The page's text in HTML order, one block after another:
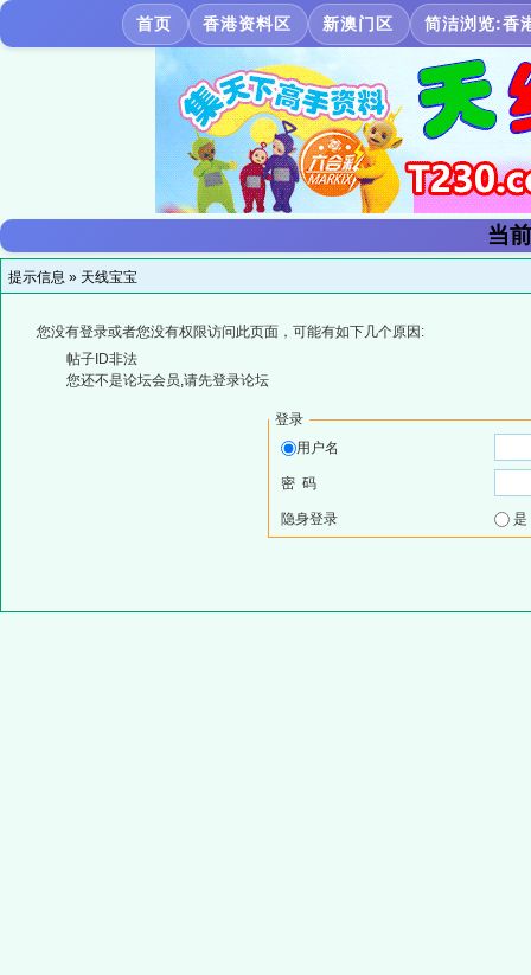
首页 香港资料区 新澳门区 简洁浏览:香
当
提示信息 » 天线宝宝
您没有登录或者您没有权限访问此页面，可能有如下几个原因:
帖子ID非法
您还不是论坛会员,请先登录论坛
登录
用户名
密 码
隐身登录